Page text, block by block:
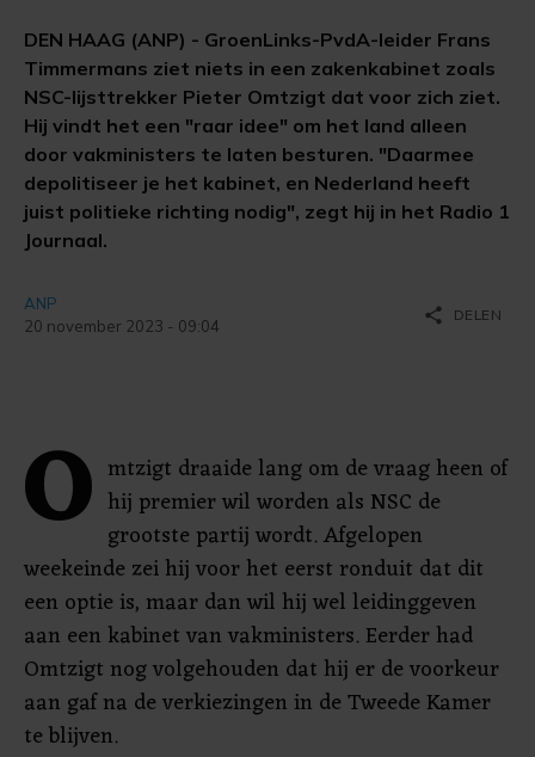
DEN HAAG (ANP) - GroenLinks-PvdA-leider Frans
Timmermans ziet niets in een zakenkabinet zoals
NSC-lijsttrekker Pieter Omtzigt dat voor zich ziet.
Hij vindt het een "raar idee" om het land alleen
door vakministers te laten besturen. "Daarmee
depolitiseer je het kabinet, en Nederland heeft
juist politieke richting nodig", zegt hij in het Radio 1
Journaal.
ANP
20 november 2023 - 09:04
share DELEN
O mtzigt draaide lang om de vraag heen of
hij premier wil worden als NSC de
grootste partij wordt. Afgelopen
weekeinde zei hij voor het eerst ronduit dat dit
een optie is, maar dan wil hij wel leidinggeven
aan een kabinet van vakministers. Eerder had
Omtzigt nog volgehouden dat hij er de voorkeur
aan gaf na de verkiezingen in de Tweede Kamer
te blijven.